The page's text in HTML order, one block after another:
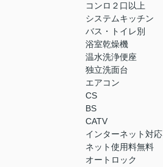
コンロ２口以上
システムキッチン
バス・トイレ別
浴室乾燥機
温水洗浄便座
独立洗面台
エアコン
CS
BS
CATV
インターネット対応
ネット使用料無料
オートロック